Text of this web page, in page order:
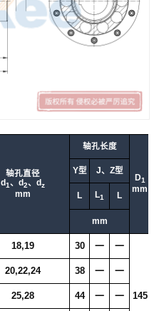
轴孔直径
d1、d2、dz
mm
轴孔长度
D1
mm
Y型 J、Z型
L L1 L
mm
18,19 30 一 一
145
20,22,24 38 一 一
25,28 44 一 一